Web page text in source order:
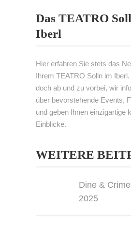
Das TEATRO
Iberl
Hier erfahren Sie stets das
Ihrem TEATRO Solln im
doch ab und zu vorbei, wir
über bevorstehende Events,
und geben Ihnen einzigartige
Einblicke.
WEITERE
Dine &
2025